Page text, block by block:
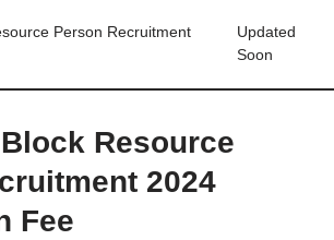
Person Recruitment
Updated
Soon
Resource
2024
Fee